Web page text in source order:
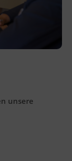
unsere